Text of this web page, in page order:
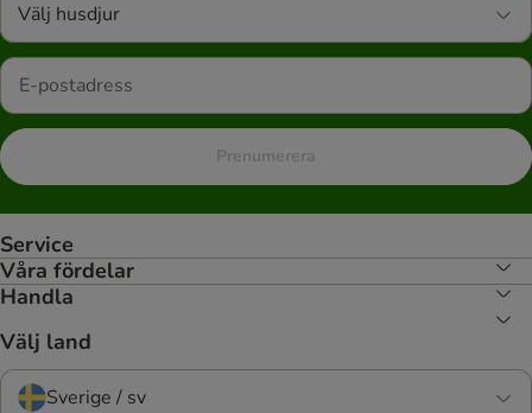
Välj husdjur
Prenumerera
Service
Våra fördelar
Handla
Välj land
Sverige / sv